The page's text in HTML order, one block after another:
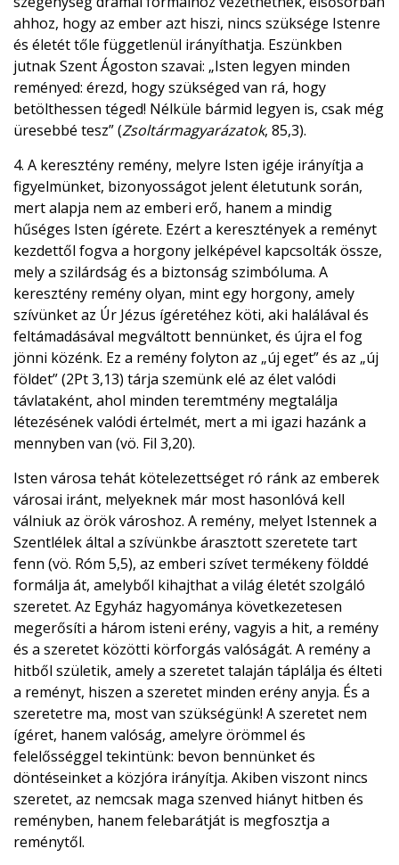
ahhoz, hogy az ember azt hiszi, nincs szüksége Istenre
és életét tőle függetlenül irányíthatja. Eszünkben
jutnak Szent Ágoston szavai: „Isten legyen minden
reményed: érezd, hogy szükséged van rá, hogy
betölthessen téged! Nélküle bármid legyen is, csak még
üresebbé tesz” (Zsoltármagyarázatok, 85,3).
4. A keresztény remény, melyre Isten igéje irányítja a
figyelmünket, bizonyosságot jelent életutunk során,
mert alapja nem az emberi erő, hanem a mindig
hűséges Isten ígérete. Ezért a keresztények a reményt
kezdettől fogva a horgony jelképével kapcsolták össze,
mely a szilárdság és a biztonság szimbóluma. A
keresztény remény olyan, mint egy horgony, amely
szívünket az Úr Jézus ígéretéhez köti, aki halálával és
feltámadásával megváltott bennünket, és újra el fog
jönni közénk. Ez a remény folyton az „új eget” és az „új
földet” (2Pt 3,13) tárja szemünk elé az élet valódi
távlataként, ahol minden teremtmény megtalálja
létezésének valódi értelmét, mert a mi igazi hazánk a
mennyben van (vö. Fil 3,20).
Isten városa tehát kötelezettséget ró ránk az emberek
városai iránt, melyeknek már most hasonlóvá kell
válniuk az örök városhoz. A remény, melyet Istennek a
Szentlélek által a szívünkbe árasztott szeretete tart
fenn (vö. Róm 5,5), az emberi szívet termékeny földdé
formálja át, amelyből kihajthat a világ életét szolgáló
szeretet. Az Egyház hagyománya következetesen
megerősíti a három isteni erény, vagyis a hit, a remény
és a szeretet közötti körforgás valóságát. A remény a
hitből születik, amely a szeretet talaján táplálja és élteti
a reményt, hiszen a szeretet minden erény anyja. És a
szeretetre ma, most van szükségünk! A szeretet nem
ígéret, hanem valóság, amelyre örömmel és
felelősséggel tekintünk: bevon bennünket és
döntéseinket a közjóra irányítja. Akiben viszont nincs
szeretet, az nemcsak maga szenved hiányt hitben és
reményben, hanem felebarátját is megfosztja a
reménytől.